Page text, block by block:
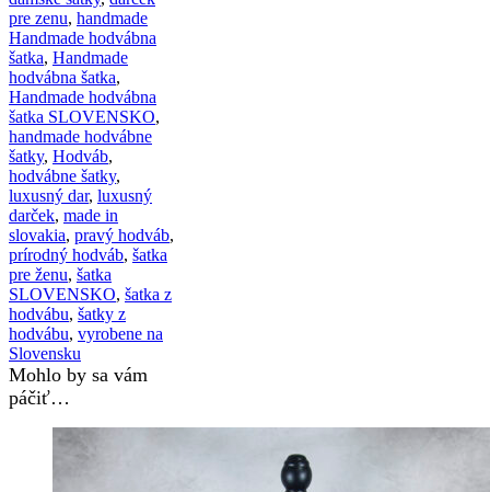
pre zenu, handmade
Handmade hodvábna
šatka, Handmade
hodvábna šatka,
Handmade hodvábna
šatka SLOVENSKO,
handmade hodvábne
šatky, Hodváb,
hodvábne šatky,
luxusný dar, luxusný
darček, made in
slovakia, pravý hodváb,
prírodný hodváb, šatka
pre ženu, šatka
SLOVENSKO, šatka z
hodvábu, šatky z
hodvábu, vyrobene na
Slovensku
Mohlo by sa vám
páčiť…